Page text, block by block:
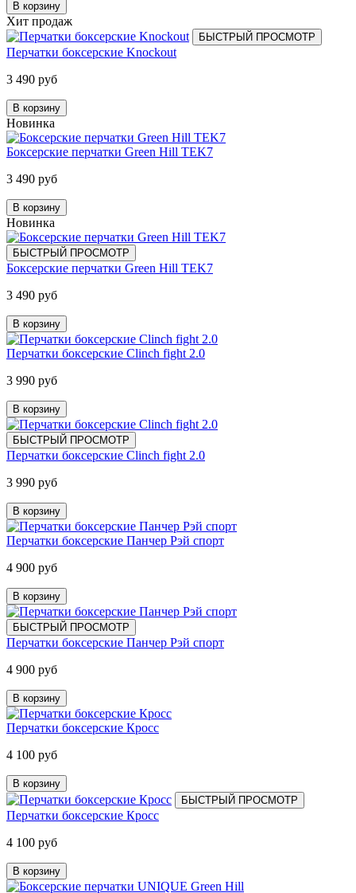
В корзину
Хит продаж
БЫСТРЫЙ ПРОСМОТР
Перчатки боксерские Knockout
3 490 руб
В корзину
Новинка
Боксерские перчатки Green Hill TEK7
3 490 руб
В корзину
Новинка
БЫСТРЫЙ ПРОСМОТР
Боксерские перчатки Green Hill TEK7
3 490 руб
В корзину
Перчатки боксерские Clinch fight 2.0
3 990 руб
В корзину
БЫСТРЫЙ ПРОСМОТР
Перчатки боксерские Clinch fight 2.0
3 990 руб
В корзину
Перчатки боксерские Панчер Рэй спорт
4 900 руб
В корзину
БЫСТРЫЙ ПРОСМОТР
Перчатки боксерские Панчер Рэй спорт
4 900 руб
В корзину
Перчатки боксерские Кросс
4 100 руб
В корзину
БЫСТРЫЙ ПРОСМОТР
Перчатки боксерские Кросс
4 100 руб
В корзину